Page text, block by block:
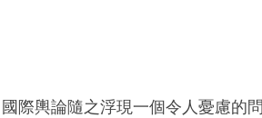
際輿論隨之浮現一個令人憂慮的